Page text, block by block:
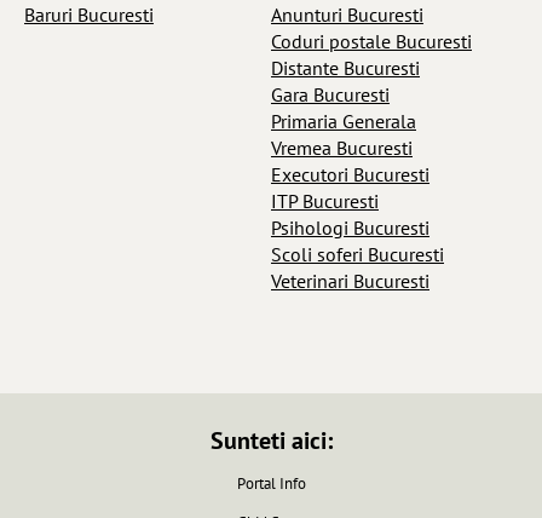
Baruri Bucuresti
Anunturi Bucuresti
Coduri postale Bucuresti
Distante Bucuresti
Gara Bucuresti
Primaria Generala
Vremea Bucuresti
Executori Bucuresti
ITP Bucuresti
Psihologi Bucuresti
Scoli soferi Bucuresti
Veterinari Bucuresti
Sunteti aici:
Portal Info